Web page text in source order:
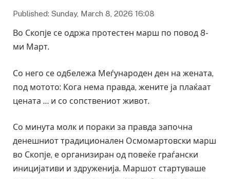
Published: Sunday, March 8, 2026 16:08
Во Скопје се одржа протестен марш по повод 8-
ми Март.
Со него се одбележа Меѓународен ден на жената,
под мотото: Кога нема правда, жените ја плаќаат
цената … и со сопствениот живот.
Со минута молк и пораки за правда започна
денешниот традиционален Осмомартовски марш
во Скопје, е организиран од повеќе граѓански
иницијативи и здруженија. Маршот стартуваше